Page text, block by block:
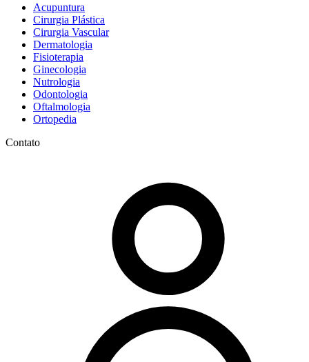
Acupuntura
Cirurgia Plástica
Cirurgia Vascular
Dermatologia
Fisioterapia
Ginecologia
Nutrologia
Odontologia
Oftalmologia
Ortopedia
Contato